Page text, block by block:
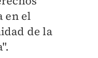
en el
de la